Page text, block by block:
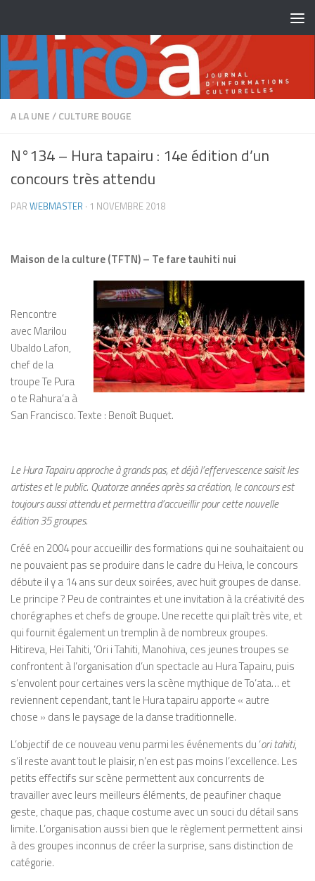
A LA UNE/CULTURE BOUGE
N°134 – Hura tapairu : 14e édition d’un
concours très attendu
PAR WEBMASTER · 1 NOVEMBRE 2018
Maison de la culture (TFTN) – Te fare tauhiti nui
Rencontre
avec Marilou
Ubaldo Lafon,
chef de la
troupe Te Pura
o te Rahura’a à
San Francisco. Texte : Benoît Buquet.
Le Hura Tapairu approche à grands pas, et déjà l’effervescence saisit les
artistes et le public. Quatorze années après sa création, le concours est
toujours aussi attendu et permettra d’accueillir pour cette nouvelle
édition 35 groupes.
Créé en 2004 pour accueillir des formations qui ne souhaitaient ou
ne pouvaient pas se produire dans le cadre du Heiva, le concours
débute il y a 14 ans sur deux soirées, avec huit groupes de danse.
Le principe ? Peu de contraintes et une invitation à la créativité des
chorégraphes et chefs de groupe. Une recette qui plaît très vite, et
qui fournit également un tremplin à de nombreux groupes.
Hitireva, Hei Tahiti, ‘Ori i Tahiti, Manohiva, ces jeunes troupes se
confrontent à l’organisation d’un spectacle au Hura Tapairu, puis
s’envolent pour certaines vers la scène mythique de To’ata… et
reviennent cependant, tant le Hura tapairu apporte « autre
chose » dans le paysage de la danse traditionnelle.
L’objectif de ce nouveau venu parmi les événements du ‘ori tahiti,
s’il reste avant tout le plaisir, n’en est pas moins l’excellence. Les
petits effectifs sur scène permettent aux concurrents de
travailler avec leurs meilleurs éléments, de peaufiner chaque
geste, chaque pas, chaque costume avec un souci du détail sans
limite. L’organisation aussi bien que le règlement permettent ainsi
à des groupes inconnus de créer la surprise, sans distinction de
catégorie.